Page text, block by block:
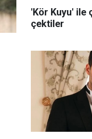
'Kör Kuyu' ile
çektiler